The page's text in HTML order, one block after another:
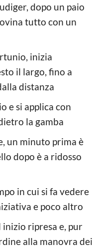
dopo un paio
tutto con un
inizia
il largo, fino a
distanza
e si applica con
la gamba
un minuto prima è
dopo è a ridosso
in cui si fa vedere
e poco altro
inizio ripresa e, pur
alla manovra dei